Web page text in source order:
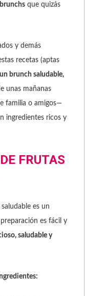
que quizás
y demás
recetas (aptas
brunch saludable,
unas mañanas
familia o amigos—
ingredientes ricos y
FRUTAS
es un
es fácil y
saludable y